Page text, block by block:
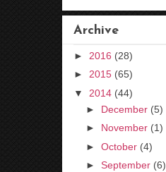
Archive
► 2016 (28)
► 2015 (65)
▼
2014 (44)
► December (5)
► November (1)
► October (4)
► September (6)